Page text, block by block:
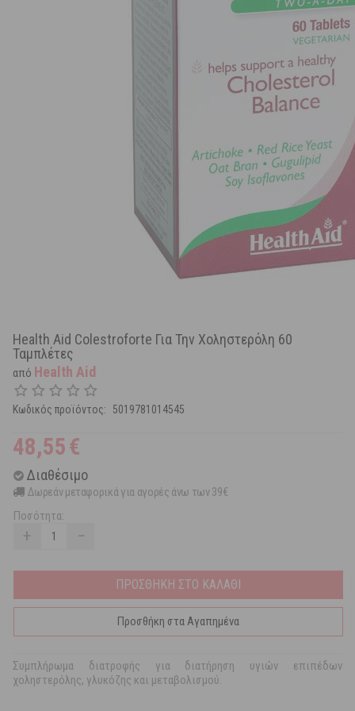
Health Aid Colestroforte Για Την Χοληστερόλη 60
Ταμπλέτες
από Health Aid
Κωδικός προϊόντος: 5019781014545
48,55€
Διαθέσιμο
Δωρεάν μεταφορικά για αγορές άνω των 39€
Ποσότητα:
+ −
ΠΡΟΣΘΗΚΗ ΣΤΟ ΚΑΛΑΘΙ
Προσθήκη στα Αγαπημένα
Συμπλήρωμα διατροφής για διατήρηση υγιών επιπέδων
χοληστερόλης, γλυκόζης και μεταβολισμού.